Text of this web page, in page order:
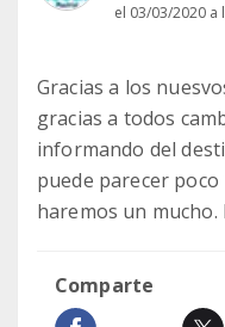
el 03/03/2020 a
Gracias a los
gracias a todos
informando del
puede parecer
haremos un mucho.
Comparte